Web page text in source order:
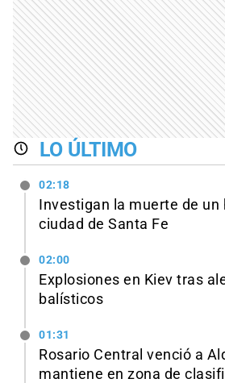
LO ÚLTIMO
02:18
Investigan la muerte de un
ciudad de Santa Fe
02:00
Explosiones en Kiev tras
balísticos
01:31
Rosario Central venció a
mantiene en zona de